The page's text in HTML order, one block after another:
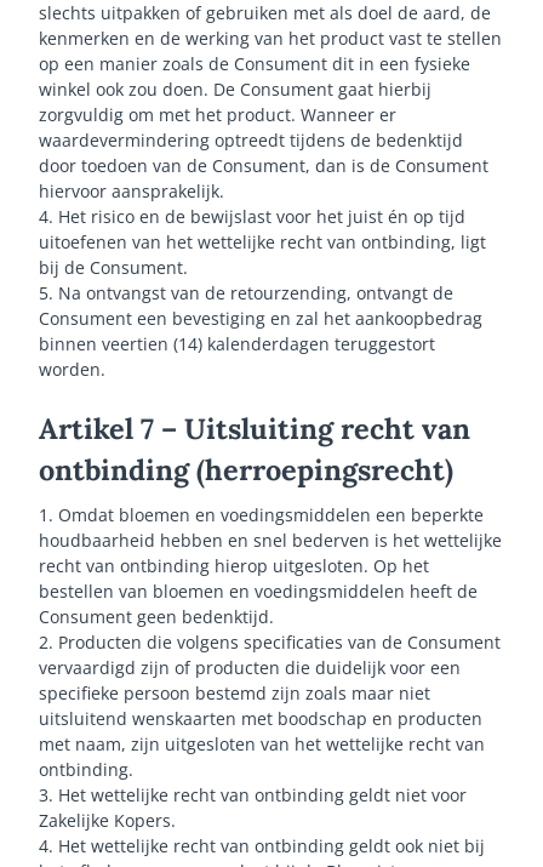
slechts uitpakken of gebruiken met als doel de aard, de
kenmerken en de werking van het product vast te stellen
op een manier zoals de Consument dit in een fysieke
winkel ook zou doen. De Consument gaat hierbij
zorgvuldig om met het product. Wanneer er
waardevermindering optreedt tijdens de bedenktijd
door toedoen van de Consument, dan is de Consument
hiervoor aansprakelijk.
4. Het risico en de bewijslast voor het juist én op tijd
uitoefenen van het wettelijke recht van ontbinding, ligt
bij de Consument.
5. Na ontvangst van de retourzending, ontvangt de
Consument een bevestiging en zal het aankoopbedrag
binnen veertien (14) kalenderdagen teruggestort
worden.
Artikel 7 – Uitsluiting recht van
ontbinding (herroepingsrecht)
1. Omdat bloemen en voedingsmiddelen een beperkte
houdbaarheid hebben en snel bederven is het wettelijke
recht van ontbinding hierop uitgesloten. Op het
bestellen van bloemen en voedingsmiddelen heeft de
Consument geen bedenktijd.
2. Producten die volgens specificaties van de Consument
vervaardigd zijn of producten die duidelijk voor een
specifieke persoon bestemd zijn zoals maar niet
uitsluitend wenskaarten met boodschap en producten
met naam, zijn uitgesloten van het wettelijke recht van
ontbinding.
3. Het wettelijke recht van ontbinding geldt niet voor
Zakelijke Kopers.
4. Het wettelijke recht van ontbinding geldt ook niet bij